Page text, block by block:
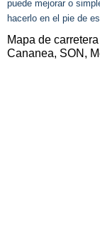
puede mejorar o
hacerlo en el pie de
Mapa de
Cananea, SON,